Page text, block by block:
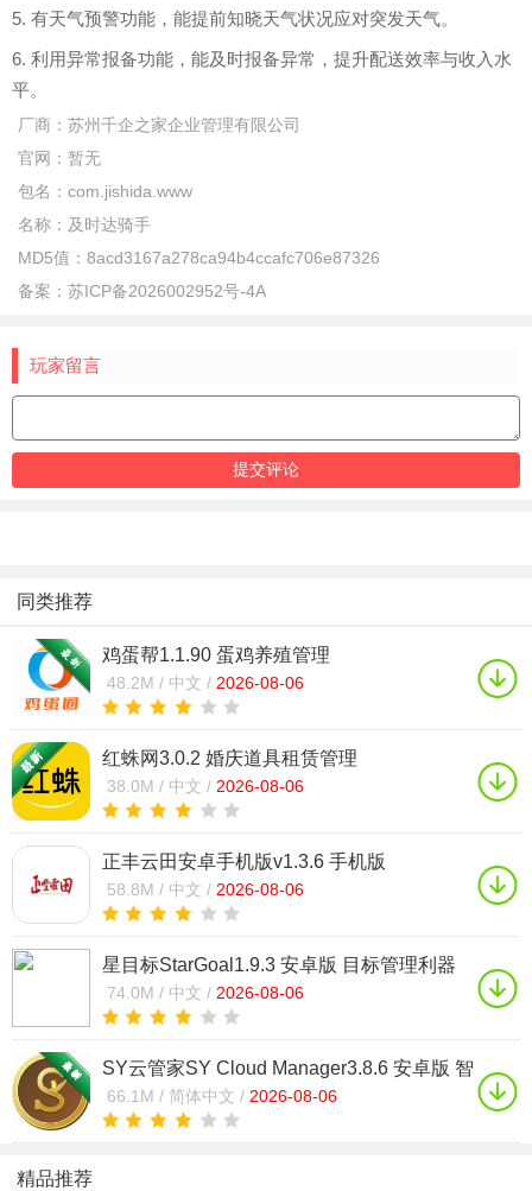
5. 有天气预警功能，能提前知晓天气状况应对突发天气。
6. 利用异常报备功能，能及时报备异常，提升配送效率与收入水
平。
厂商： 苏州千企之家企业管理有限公司
官网： 暂无
包名： com.jishida.www
名称： 及时达骑手
MD5值： 8acd3167a278ca94b4ccafc706e87326
备案： 苏ICP备2026002952号-4A
玩家留言
同类推荐
鸡蛋帮1.1.90 蛋鸡养殖管理
48.2M / 中文 / 2026-08-06
红蛛网3.0.2 婚庆道具租赁管理
38.0M / 中文 / 2026-08-06
正丰云田安卓手机版v1.3.6 手机版
58.8M / 中文 / 2026-08-06
星目标StarGoal1.9.3 安卓版 目标管理利器
74.0M / 中文 / 2026-08-06
SY云管家SY Cloud Manager3.8.6 安卓版 智
能设备管理
66.1M / 简体中文 / 2026-08-06
精品推荐